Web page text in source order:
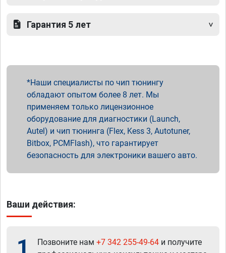
Гарантия 5 лет
Наши специалисты по чип тюнингу
обладают опытом более 8 лет. Мы
применяем только лицензионное
оборудование для диагностики (Launch,
Autel) и чип тюнинга (Flex, Kess 3, Autotuner,
Bitbox, PCMFlash), что гарантирует
безопасность для электроники вашего авто.
Ваши действия:
1 Позвоните нам +7 342 255-49-64 и получите